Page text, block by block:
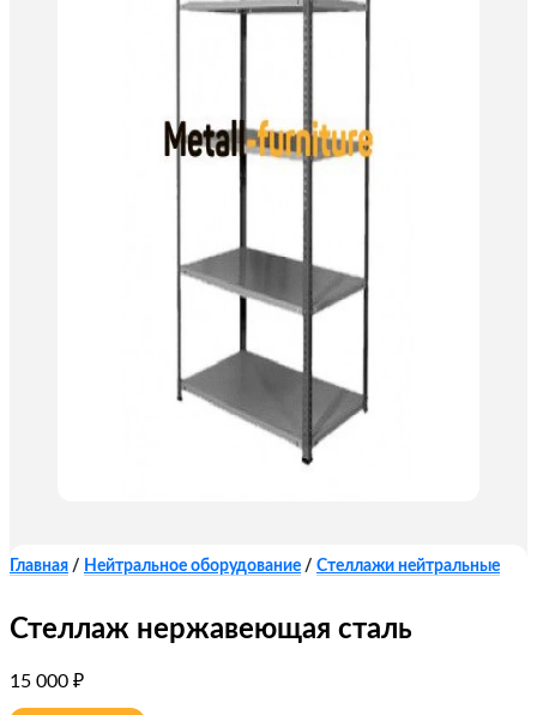
Главная / Нейтральное оборудование / Стеллажи нейтральные
Стеллаж нержавеющая сталь
15 000 ₽